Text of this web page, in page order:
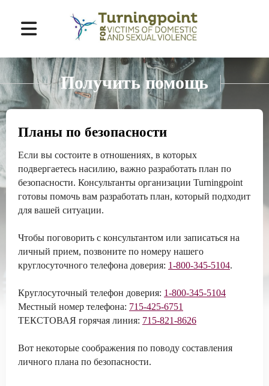
Перейти
основному
содержимому
Получить помощь
Планы по безопасности
Если вы состоите в отношениях, в которых
подвергаетесь насилию, важно разработать план по
безопасности. Консультанты организации Turningpoint
готовы помочь вам разработать план, который подходит
для вашей ситуации.
Чтобы поговорить с консультантом или записаться на
личный прием, позвоните по номеру нашего
круглосуточного телефона доверия: 1-800-345-5104.
Круглосуточный телефон доверия: 1-800-345-5104
Местный номер телефона: 715-425-6751
ТЕКСТОВАЯ горячая линия: 715-821-8626
Вот некоторые соображения по поводу составления
личного плана по безопасности.